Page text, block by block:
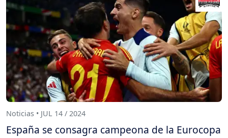
Noticias • JUL 14 / 2024
España se consagra campeona de la Eurocopa